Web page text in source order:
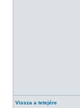
Vissza a tetejére